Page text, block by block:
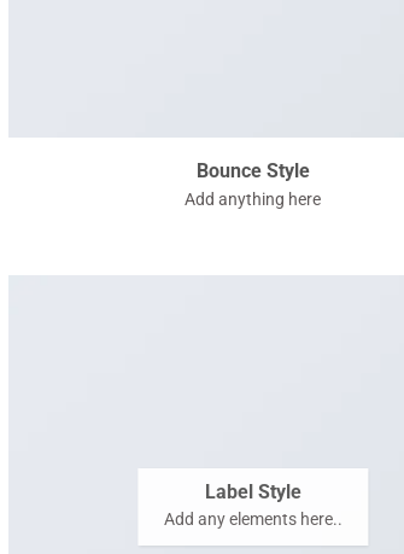
Bounce Style
Add anything here
Label Style
Add any elements here..